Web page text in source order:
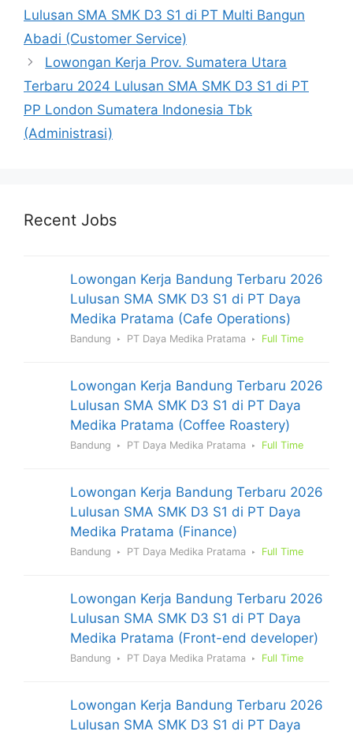
Lulusan SMA SMK D3 S1 di PT Multi Bangun
Abadi (Customer Service)
Lowongan Kerja Prov. Sumatera Utara
Terbaru 2024 Lulusan SMA SMK D3 S1 di PT
PP London Sumatera Indonesia Tbk
(Administrasi)
Recent Jobs
Lowongan Kerja Bandung Terbaru 2026
Lulusan SMA SMK D3 S1 di PT Daya
Medika Pratama (Cafe Operations)
Bandung PT Daya Medika Pratama Full Time
Lowongan Kerja Bandung Terbaru 2026
Lulusan SMA SMK D3 S1 di PT Daya
Medika Pratama (Coffee Roastery)
Bandung PT Daya Medika Pratama Full Time
Lowongan Kerja Bandung Terbaru 2026
Lulusan SMA SMK D3 S1 di PT Daya
Medika Pratama (Finance)
Bandung PT Daya Medika Pratama Full Time
Lowongan Kerja Bandung Terbaru 2026
Lulusan SMA SMK D3 S1 di PT Daya
Medika Pratama (Front-end developer)
Bandung PT Daya Medika Pratama Full Time
Lowongan Kerja Bandung Terbaru 2026
Lulusan SMA SMK D3 S1 di PT Daya